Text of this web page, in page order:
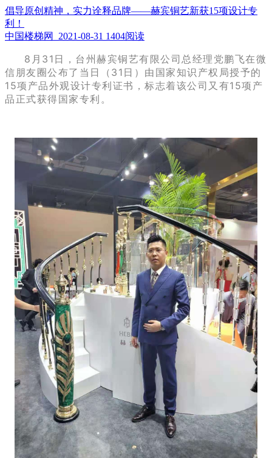
倡导原创精神，实力诠释品牌——赫宾铜艺新获15项设计专
利！
中国楼梯网 2021-08-31 1404阅读
8月31日，台州赫宾铜艺有限公司总经理党鹏飞在微
信朋友圈公布了当日（31日）由国家知识产权局授予的
15项产品外观设计专利证书，标志着该公司又有15项产
品正式获得国家专利。